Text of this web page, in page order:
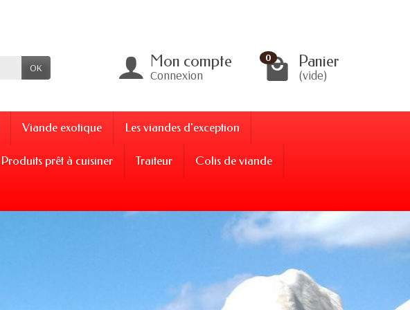
OK Mon compte
Connexion
0 Panier
(vide)
Viande exotique Les viandes d'exception
Produits prêt à cuisiner Traiteur Colis de viande